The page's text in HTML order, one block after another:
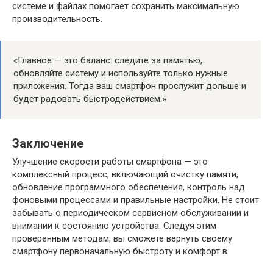
системе и файлах помогает сохранить максимальную
производительность.
«Главное — это баланс: следите за памятью,
обновляйте систему и используйте только нужные
приложения. Тогда ваш смартфон прослужит дольше и
будет радовать быстродействием.»
Заключение
Улучшение скорости работы смартфона — это
комплексный процесс, включающий очистку памяти,
обновление программного обеспечения, контроль над
фоновыми процессами и правильные настройки. Не стоит
забывать о периодическом сервисном обслуживании и
внимании к состоянию устройства. Следуя этим
проверенным методам, вы сможете вернуть своему
смартфону первоначальную быстроту и комфорт в